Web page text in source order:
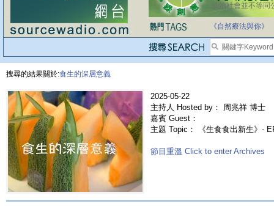
法治社會並不等同
自家教育合法化-
《自然療法與你》
搜尋的結果關於:食生的深層意義
2025-05-22
主持人 Hosted by： 周兆祥 博士
嘉賓 Guest：
主題 Topic： 《生食食出新生》-
節目重溫 Click to enter Archives